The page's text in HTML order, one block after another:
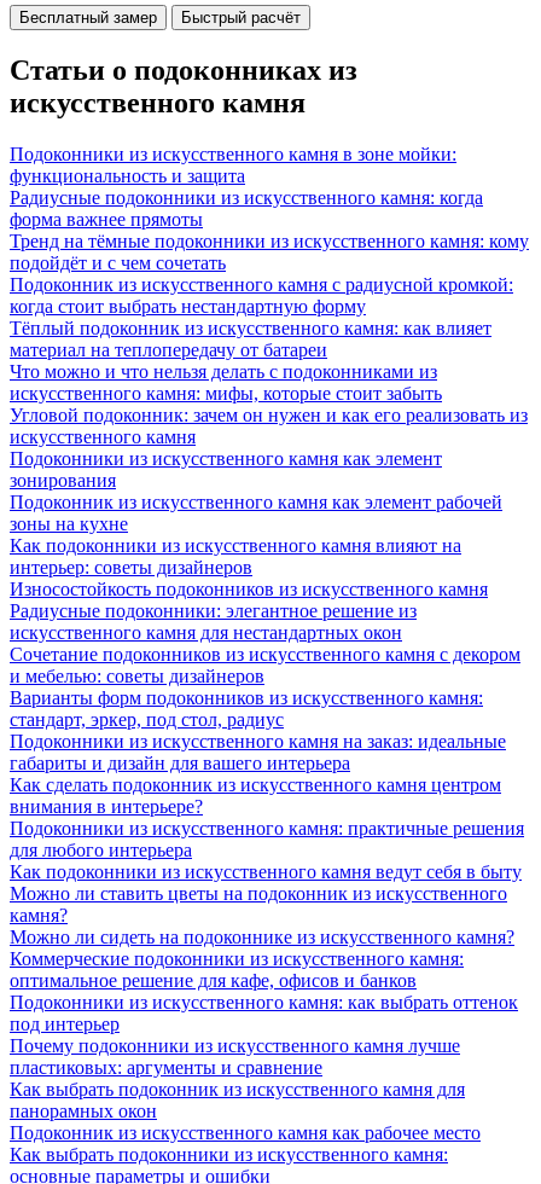
Бесплатный замер Быстрый расчёт
Статьи о подоконниках из
искусственного камня
Подоконники из искусственного камня в зоне мойки:
функциональность и защита
Радиусные подоконники из искусственного камня: когда
форма важнее прямоты
Тренд на тёмные подоконники из искусственного камня: кому
подойдёт и с чем сочетать
Подоконник из искусственного камня с радиусной кромкой:
когда стоит выбрать нестандартную форму
Тёплый подоконник из искусственного камня: как влияет
материал на теплопередачу от батареи
Что можно и что нельзя делать с подоконниками из
искусственного камня: мифы, которые стоит забыть
Угловой подоконник: зачем он нужен и как его реализовать из
искусственного камня
Подоконники из искусственного камня как элемент
зонирования
Подоконник из искусственного камня как элемент рабочей
зоны на кухне
Как подоконники из искусственного камня влияют на
интерьер: советы дизайнеров
Износостойкость подоконников из искусственного камня
Радиусные подоконники: элегантное решение из
искусственного камня для нестандартных окон
Сочетание подоконников из искусственного камня с декором
и мебелью: советы дизайнеров
Варианты форм подоконников из искусственного камня:
стандарт, эркер, под стол, радиус
Подоконники из искусственного камня на заказ: идеальные
габариты и дизайн для вашего интерьера
Как сделать подоконник из искусственного камня центром
внимания в интерьере?
Подоконники из искусственного камня: практичные решения
для любого интерьера
Как подоконники из искусственного камня ведут себя в быту
Можно ли ставить цветы на подоконник из искусственного
камня?
Можно ли сидеть на подоконнике из искусственного камня?
Коммерческие подоконники из искусственного камня:
оптимальное решение для кафе, офисов и банков
Подоконники из искусственного камня: как выбрать оттенок
под интерьер
Почему подоконники из искусственного камня лучше
пластиковых: аргументы и сравнение
Как выбрать подоконник из искусственного камня для
панорамных окон
Подоконник из искусственного камня как рабочее место
Как выбрать подоконники из искусственного камня:
основные параметры и ошибки